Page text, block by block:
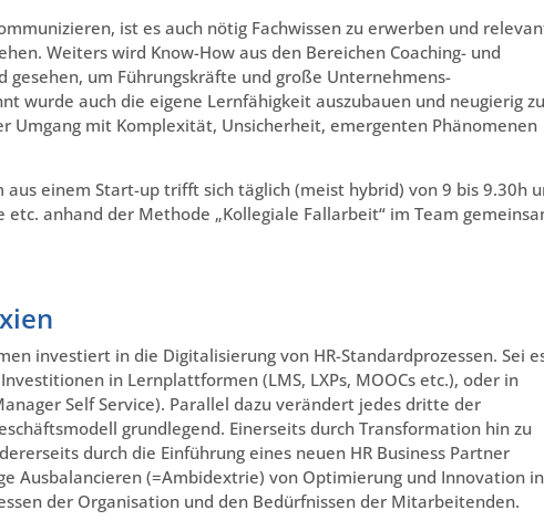
ist es auch nötig Fachwissen zu erwerben und
Weiters wird Know-How aus den Bereichen Coaching- und
gesehen, um Führungskräfte und große Unternehmens-
wurde auch die eigene Lernfähigkeit auszubauen und neugierig zu
Umgang mit Komplexität, Unsicherheit, emergenten Phänomenen
aus einem Start-up trifft sich täglich (meist hybrid) von 9 bis 9.30h
anhand der Methode „Kollegiale Fallarbeit“ im Team
investiert in die Digitalisierung von HR-Standardprozessen. Sei
in Lernplattformen (LMS, LXPs, MOOCs etc.), oder in
Self Service). Parallel dazu verändert jedes dritte der
grundlegend. Einerseits durch Transformation hin zu
durch die Einführung eines neuen HR Business Partner
Ausbalancieren (=Ambidextrie) von Optimierung und Innovation in
der Organisation und den Bedürfnissen der Mitarbeitenden.